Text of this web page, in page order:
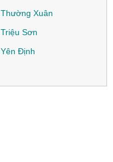
Thường Xuân
Triệu Sơn
Yên Định